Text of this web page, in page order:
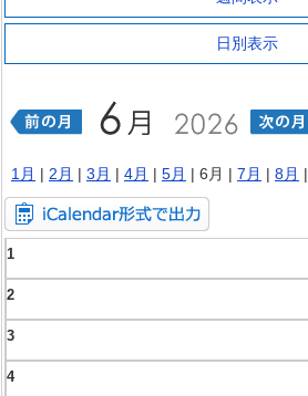
日別表示
1月 | 2月 | 3月 | 4月 | 5月 | 6月 | 7月 | 8月 |
1
2
3
4